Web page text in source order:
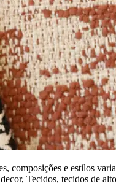
composições e estilos
, Tecidos, tecidos de